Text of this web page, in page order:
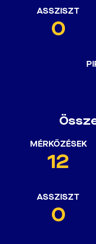
ASSZISZT
0
MÉRKŐZÉSEK
12
ASSZISZT
0